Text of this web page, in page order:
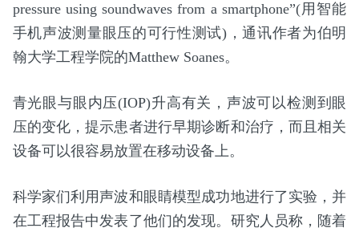
pressure using soundwaves from a smartphone”(用智能
手机声波测量眼压的可行性测试)，通讯作者为伯明
翰大学工程学院的Matthew Soanes。
青光眼与眼内压(IOP)升高有关，声波可以检测到眼
压的变化，提示患者进行早期诊断和治疗，而且相关
设备可以很容易放置在移动设备上。
科学家们利用声波和眼睛模型成功地进行了实验，并
在工程报告中发表了他们的发现。研究人员称，随着